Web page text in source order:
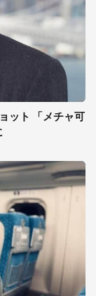
ット 「メチャ可